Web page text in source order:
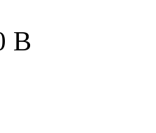
B